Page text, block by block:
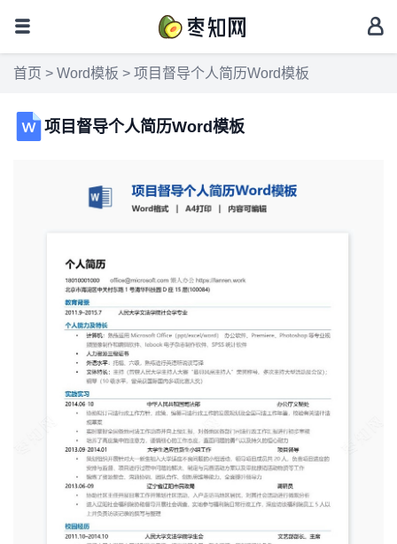
首页 > Word模板 > 项目督导个人简历Word模板
项目督导个人简历Word模板